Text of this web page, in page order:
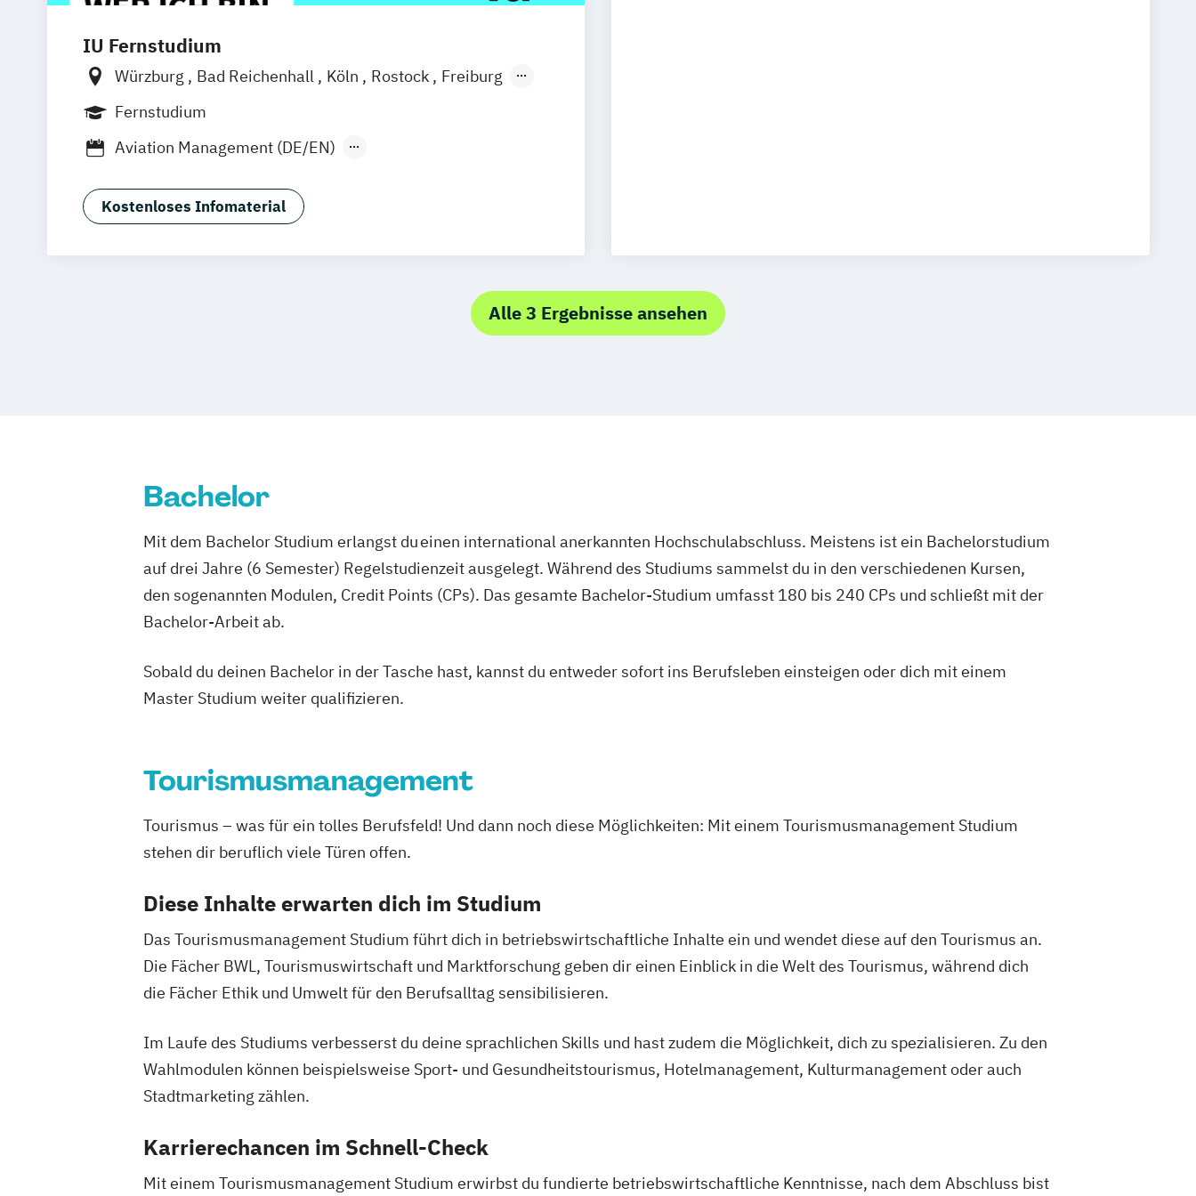
IU Fernstudium
Würzburg Bad Reichenhall Köln Rostock
Freiburg
Kiel
Frankfurt am Main
Oberhausen Offenbach Saarbrücken
Friedrichshafen Klagenfurt
Trier Chemnitz Linz deutschlandweit
Fernstudium
Aviation Management (DE/EN)
Tourismusmanagement
Kostenloses Infomaterial
Alle 3 Ergebnisse ansehen
Bachelor
Mit dem Bachelor Studium erlangst du einen international anerkannten Hochschulabschluss. Meistens ist ein Bachelorstudium
auf drei Jahre (6 Semester) Regelstudienzeit ausgelegt. Während des Studiums sammelst du in den verschiedenen Kursen,
den sogenannten Modulen, Credit Points (CPs). Das gesamte Bachelor-Studium umfasst 180 bis 240 CPs und schließt mit der
Bachelor-Arbeit ab.
Sobald du deinen Bachelor in der Tasche hast, kannst du entweder sofort ins Berufsleben einsteigen oder dich mit einem
Master Studium weiter qualifizieren.
Tourismusmanagement
Tourismus – was für ein tolles Berufsfeld! Und dann noch diese Möglichkeiten: Mit einem Tourismusmanagement Studium
stehen dir beruflich viele Türen offen.
Diese Inhalte erwarten dich im Studium
Das Tourismusmanagement Studium führt dich in betriebswirtschaftliche Inhalte ein und wendet diese auf den Tourismus an.
Die Fächer BWL, Tourismuswirtschaft und Marktforschung geben dir einen Einblick in die Welt des Tourismus, während dich
die Fächer Ethik und Umwelt für den Berufsalltag sensibilisieren.
Im Laufe des Studiums verbesserst du deine sprachlichen Skills und hast zudem die Möglichkeit, dich zu spezialisieren. Zu den
Wahlmodulen können beispielsweise Sport- und Gesundheitstourismus, Hotelmanagement, Kulturmanagement oder auch
Stadtmarketing zählen.
Karrierechancen im Schnell-Check
Mit einem Tourismusmanagement Studium erwirbst du fundierte betriebswirtschaftliche Kenntnisse, nach dem Abschluss bist